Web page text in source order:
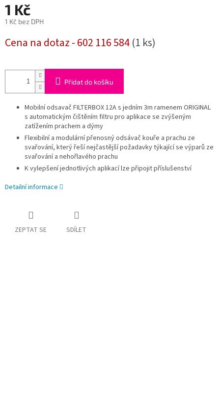
1 Kč
1 Kč bez DPH
cena:
Cena na dotaz - 602 116 584(1 ks)
Přidat do košíku
Mobilní odsavač FILTERBOX 12A s jedním 3m ramenem ORIGINAL
s automatickým čištěním filtru pro aplikace se zvýšeným
zatížením prachem a dýmy
Flexibilní a modulární přenosný odsávač kouře a prachu ze
svařování, který řeší nejčastější požadavky týkající se výparů ze
svařování a nehořlavého prachu
K vylepšení jednotlivých aplikací lze připojit příslušenství
Detailní informace
ZEPTAT SE SDÍLET